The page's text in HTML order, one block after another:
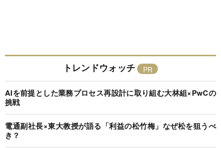
トレンドウォッチ
AIを前提とした業務プロセス再設計に取り組む大林組×PwCの
挑戦
電通副社長×東大教授が語る「利益の松竹梅」なぜ松を狙うべ
き？